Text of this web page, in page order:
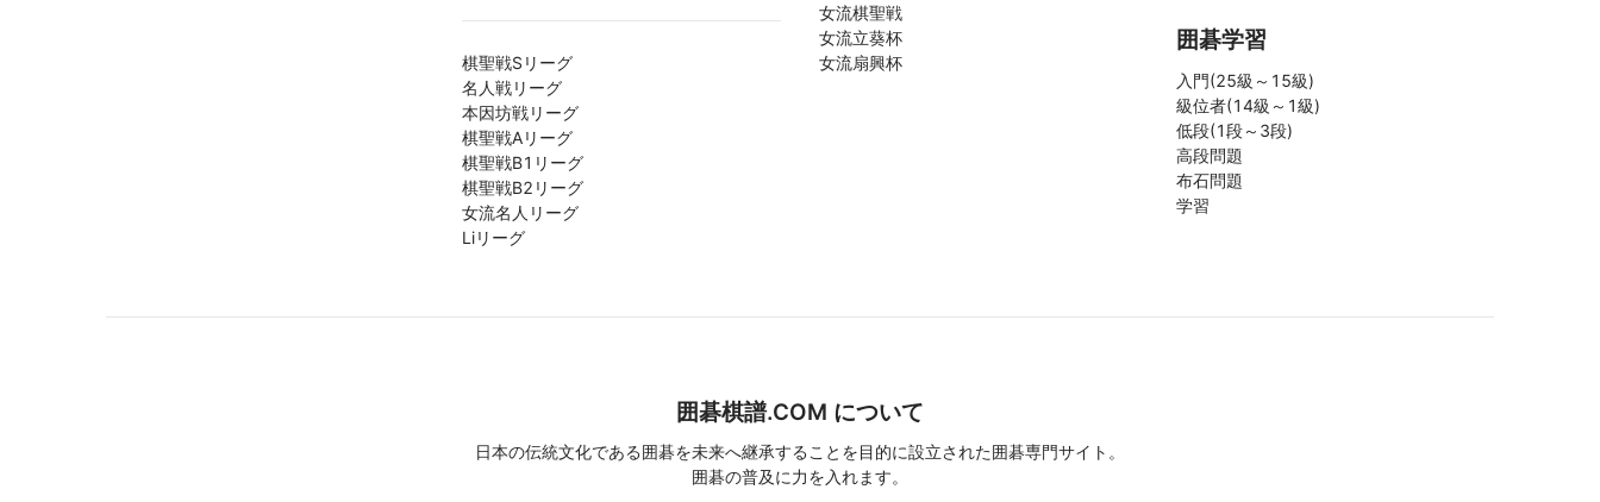
棋聖戦Sリーグ
名人戦リーグ
本因坊戦リーグ
棋聖戦Aリーグ
棋聖戦B1リーグ
棋聖戦B2リーグ
女流名人リーグ
Liリーグ
女流棋聖戦
女流立葵杯
女流扇興杯
囲碁学習
入門(25級～15級)
級位者(14級～1級)
低段(1段～3段)
高段問題
布石問題
学習
囲碁棋譜.COM について
日本の伝統文化である囲碁を未来へ継承することを目的に設立された囲碁専門サイト。
囲碁の普及に力を入れます。